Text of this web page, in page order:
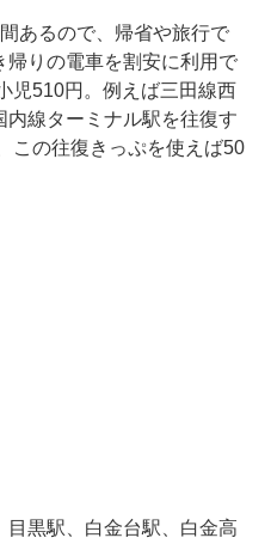
あるので、帰省や旅行で
りの電車を割安に利用で
児510円。例えば三田線西
線ターミナル駅を往復す
この往復きっぷを使えば50
黒駅、白金台駅、白金高